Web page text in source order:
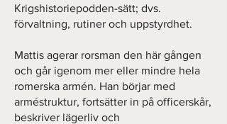
Krigshistoriepodden-sätt; dvs.
förvaltning, rutiner och uppstyrdhet.
Mattis agerar rorsman den här gången
och går igenom mer eller mindre hela
romerska armén. Han börjar med
arméstruktur, fortsätter in på officerskår,
beskriver lägerliv och